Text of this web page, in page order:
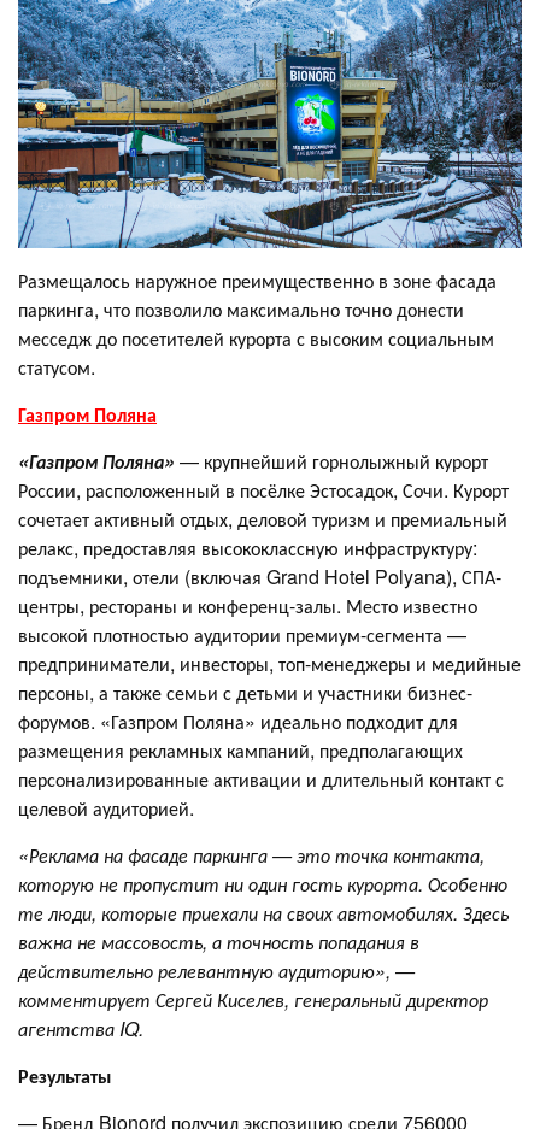
Размещалось наружное преимущественно в зоне фасада
паркинга, что позволило максимально точно донести
месседж до посетителей курорта с высоким социальным
статусом.
Газпром Поляна
«Газпром Поляна» — крупнейший горнолыжный курорт
России, расположенный в посёлке Эстосадок, Сочи. Курорт
сочетает активный отдых, деловой туризм и премиальный
релакс, предоставляя высококлассную инфраструктуру:
подъемники, отели (включая Grand Hotel Polyana), СПА-
центры, рестораны и конференц-залы. Место известно
высокой плотностью аудитории премиум-сегмента —
предприниматели, инвесторы, топ-менеджеры и медийные
персоны, а также семьи с детьми и участники бизнес-
форумов. «Газпром Поляна» идеально подходит для
размещения рекламных кампаний, предполагающих
персонализированные активации и длительный контакт с
целевой аудиторией.
«Реклама на фасаде паркинга — это точка контакта,
которую не пропустит ни один гость курорта. Особенно
те люди, которые приехали на своих автомобилях. Здесь
важна не массовость, а точность попадания в
действительно релевантную аудиторию», —
комментирует Сергей Киселев, генеральный директор
агентства IQ.
Результаты
— Бренд Bionord получил экспозицию среди 756000